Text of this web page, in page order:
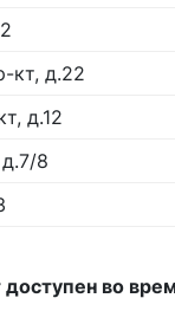
кт, д.22
д.12
8
во